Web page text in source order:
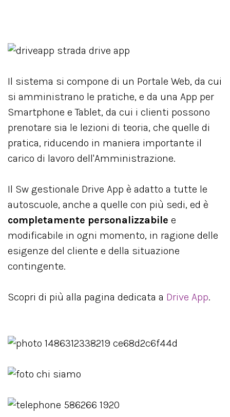
Il sistema si compone di un Portale Web, da cui
si amministrano le pratiche, e da una App per
Smartphone e Tablet, da cui i clienti possono
prenotare sia le lezioni di teoria, che quelle di
pratica, riducendo in maniera importante il
carico di lavoro dell'Amministrazione.
Il Sw gestionale Drive App è adatto a tutte le
autoscuole, anche a quelle con più sedi, ed è
completamente personalizzabile e
modificabile in ogni momento, in ragione delle
esigenze del cliente e della situazione
contingente.
Scopri di più alla pagina dedicata a Drive App.